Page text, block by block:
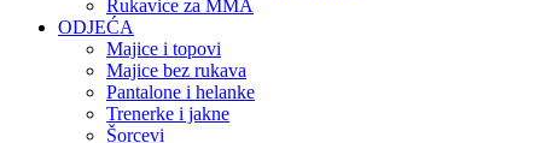
Rukavice za MMA
ODJEĆA
Majice i topovi
Majice bez rukava
Pantalone i helanke
Trenerke i jakne
Šorcevi